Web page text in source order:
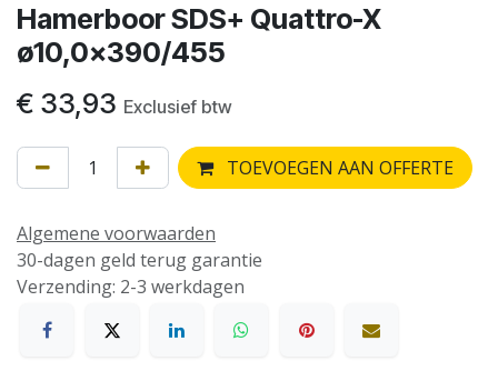
Hamerboor SDS+ Quattro-X
ø10,0x390/455
€ 33,93 Exclusief btw
TOEVOEGEN AAN OFFERTE
Algemene voorwaarden
30-dagen geld terug garantie
Verzending: 2-3 werkdagen